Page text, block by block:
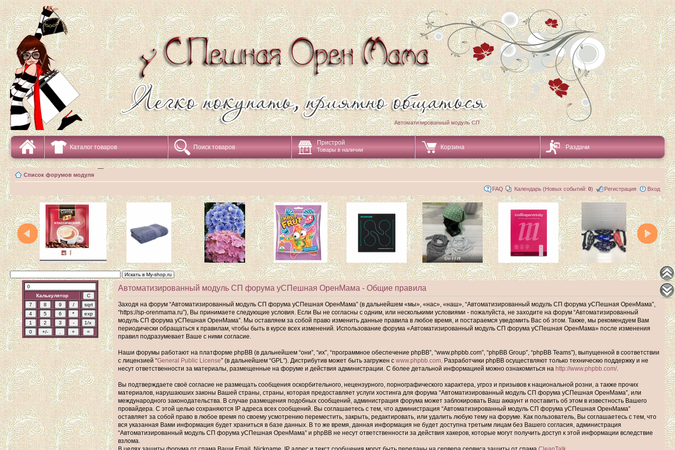
Автоматизированный модуль СП
Каталог товаров Поиск товаров
Пристрой
Товары в наличии Корзина Раздачи
Список форумов модуля
FAQ Календарь (Новых событий: 0) Регистрация Вход
Калькулятор
Автоматизированный модуль СП форума уСПешная ОренМама - Общие правила
Заходя на форум “Автоматизированный модуль СП форума уСПешная ОренМама” (в дальнейшем «мы», «нас», «наш», “Автоматизированный модуль СП форума уСПешная ОренМама”,
“https://sp-orenmama.ru”), Вы принимаете следующие условия. Если Вы не согласны с одним, или несколькими условиями - пожалуйста, не заходите на форум “Автоматизированный
модуль СП форума уСПешная ОренМама”. Мы оставляем за собой право изменить данные правила в любое время, и постараемся уведомить Вас об этом. Также, мы рекомендуем Вам
периодически обращаться к правилам, чтобы быть в курсе всех изменений. Использование форума «Автоматизированный модуль СП форума уСПешная ОренМама» после изменения
правил подразумевает Ваше с ними согласие.
Наши форумы работают на платформе phpBB (в дальнейшем “они”, “их”, “программное обеспечение phpBB”, “www.phpbb.com”, “phpBB Group”, “phpBB Teams”), выпущенной в соответствии
с лицензией “General Public License” (в дальнейшем “GPL”). Дистрибутив может быть загружен с www.phpbb.com. Разработчики phpBB осуществляют только техническю поддержку и не
несут ответственности за материалы, размещенные на форуме и действия администрации. С более детальной информацией можно ознакомиться на http://www.phpbb.com/.
Вы подтверждаете своё согласие не размещать сообщения оскорбительного, нецензурного, порнографического характера, угроз и призывов к национальной розни, а также прочих
материалов, нарушаюших законы Вашей страны, страны, которая предоставляет услуги хостинга для форума “Автоматизированный модуль СП форума уСПешная ОренМама”, или
международного законодательства. В случае размещения подобных сообщений, администрация форума может заблокировать Ваш аккаунт и поставить об этом в известность Вашего
провайдера. С этой целью сохраняются IP адреса всех сообщений. Вы соглашаетесь с тем, что администрация “Автоматизированный модуль СП форума уСПешная ОренМама”
оставляет за собой право в любое время по своему усмотрению переместить, закрыть, редактировать, или удалить любую тему на форуме. Как пользователь, Вы соглашаетесь с тем, что
вся указанная Вами информация будет храниться в базе данных. В то же время, данная информация не будет доступна третьим лицам без Вашего согласия, администрация
“Автоматизированный модуль СП форума уСПешная ОренМама” и phpBB не несут ответственности за действия хакеров, которые могут получить доступ к этой информации вследствие
взлома.